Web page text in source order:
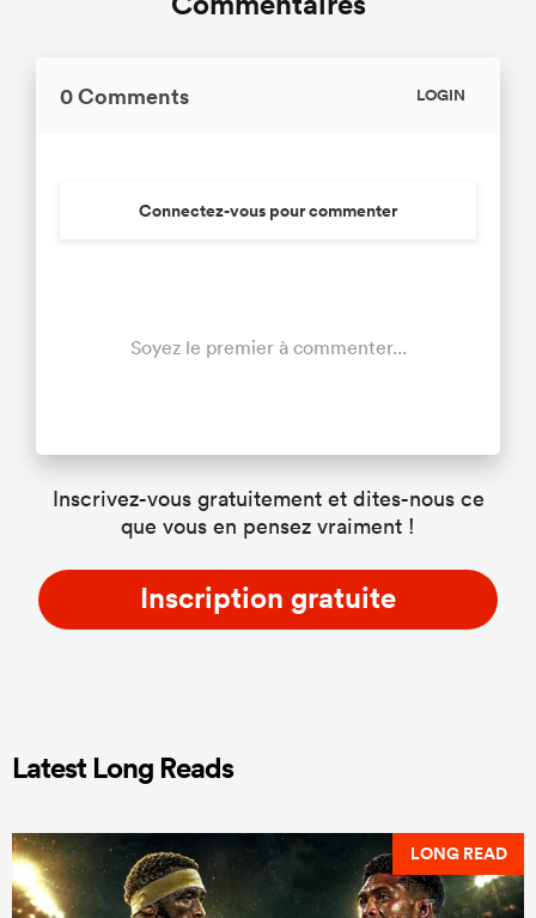
0 Comments LOGIN
Connectez-vous pour commenter
Soyez le premier à commenter...
Inscrivez-vous gratuitement et dites-nous ce
que vous en pensez vraiment !
Inscription gratuite
Latest Long Reads
LONG READ